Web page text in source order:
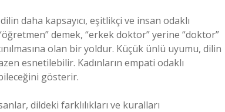
daha kapsayıcı, eşitlikçi ve insan odaklı
demek, “erkek doktor” yerine “doktor”
olan bir yoldur. Küçük ünlü uyumu, dilin
esnetilebilir. Kadınların empati odaklı
gösterir.
dildeki farklılıkları ve kuralları